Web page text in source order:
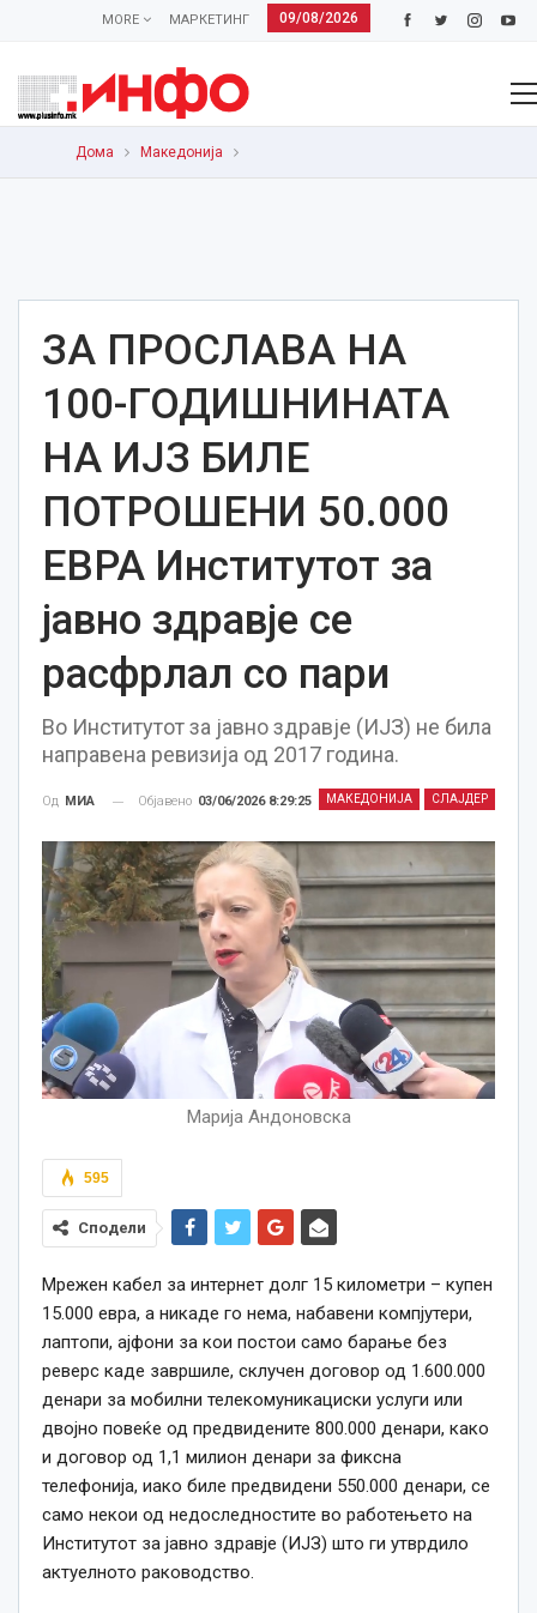
09/08/2026
МАРКЕТИНГ
MORE
Дома Македонија
ЗА ПРОСЛАВА НА
100-ГОДИШНИНАТА
НА ИЈЗ БИЛЕ
ПОТРОШЕНИ 50.000
ЕВРА Институтот за
јавно здравје се
расфрлал со пари
Во Институтот за јавно здравје (ИЈЗ) не била
направена ревизија од 2017 година.
МАКЕДОНИЈА СЛАЈДЕР
Од МИА Објавено 03/06/2026 8:29:25
Марија Андоновска
595
Сподели
Мрежен кабел за интернет долг 15 километри – купен
15.000 евра, а никаде го нема, набавени компјутери,
лаптопи, ајфони за кои постои само барање без
реверс каде завршиле, склучен договор од 1.600.000
денари за мобилни телекомуникациски услуги или
двојно повеќе од предвидените 800.000 денари, како
и договор од 1,1 милион денари за фиксна
телефонија, иако биле предвидени 550.000 денари, се
само некои од недоследностите во работењето на
Институтот за јавно здравје (ИЈЗ) што ги утврдило
актуелното раководство.